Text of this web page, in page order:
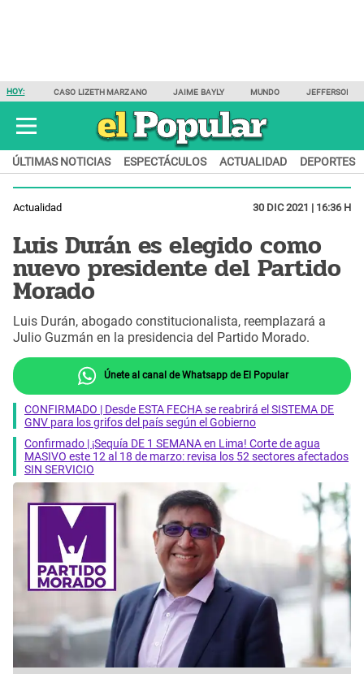
HOY: CASO LIZETH MARZANO JAIME BAYLY MUNDO JEFFERSON
ÚLTIMAS NOTICIAS ESPECTÁCULOS ACTUALIDAD DEPORTES
Actualidad 30 DIC 2021 | 16:36 H
Luis Durán es elegido como
nuevo presidente del Partido
Morado
Luis Durán, abogado constitucionalista, reemplazará a
Julio Guzmán en la presidencia del Partido Morado.
Únete al canal de Whatsapp de El Popular
CONFIRMADO | Desde ESTA FECHA se reabrirá el SISTEMA DE
GNV para los grifos del país según el Gobierno
Confirmado | ¡Sequía DE 1 SEMANA en Lima! Corte de agua
MASIVO este 12 al 18 de marzo: revisa los 52 sectores afectados
SIN SERVICIO